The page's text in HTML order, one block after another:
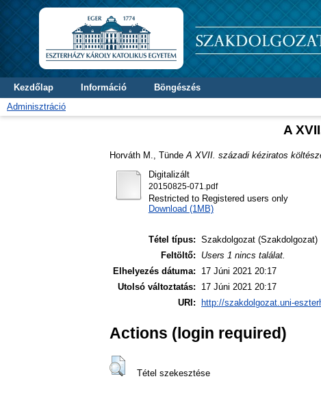
Kezdőlap Információ
Böngészés
Adminisztráció
A
Horváth M., Tünde A XVII. századi kéziratos
Digitalizált
20150825-071.pdf
Restricted to Registered users only
Download (1MB)
Tétel típus: Szakdolgozat (Szakdolgozat)
Feltöltő:
Users 1 nincs találat.
Elhelyezés dátuma:
17 Júni 2021 20:17
Utolsó változtatás:
17 Júni 2021 20:17
URI:
http://szakdolgozat.uni-
Actions (login required)
Tétel szekesztése